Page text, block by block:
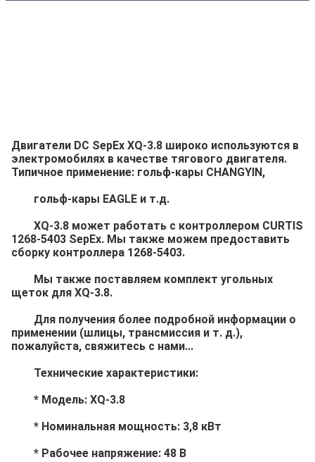
Двигатели DC SepEx XQ-3.8 широко используются в
электромобилях в качестве тягового двигателя.
Типичное применение: гольф-кары CHANGYIN,
	гольф-кары EAGLE и т.д.
1268-5403 SepEx. Мы также можем предоставить
сборку контроллера 1268-5403.
щеток для XQ-3.8.
применении (шлицы, трансмиссия и т. д.),
пожалуйста, свяжитесь с нами...
	Технические характеристики:
	* Модель: XQ-3.8
	* Номинальная мощность: 3,8 кВт
	* Рабочее напряжение: 48 В